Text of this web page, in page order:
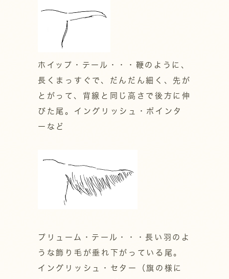
ホイップ・テール・・・鞭のように、
長くまっすぐで、だんだん細く、先が
とがって、背線と同じ高さで後方に伸
びた尾。イングリッシュ・ポインタ
ーなど
プリューム・テール・・・長い羽のよ
うな飾り毛が垂れ下がっている尾。
イングリッシュ・セター（旗の様に